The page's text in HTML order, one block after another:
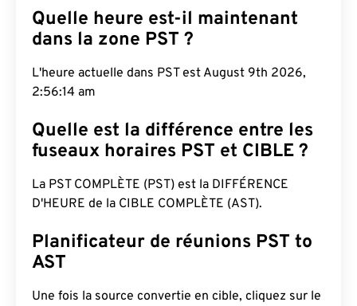
Quelle heure est-il maintenant
dans la zone PST ?
L'heure actuelle dans PST est August 9th 2026,
2:56:15 am
Quelle est la différence entre les
fuseaux horaires PST et CIBLE ?
La PST COMPLÈTE (PST) est la DIFFÉRENCE
D'HEURE de la CIBLE COMPLÈTE (AST).
Planificateur de réunions PST to
AST
Une fois la source convertie en cible, cliquez sur le